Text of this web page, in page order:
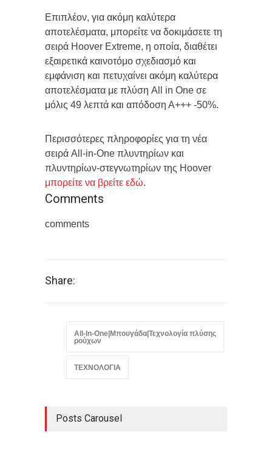
Επιπλέον, για ακόμη καλύτερα
αποτελέσματα, μπορείτε να δοκιμάσετε τη
σειρά Hoover Extreme, η οποία, διαθέτει
εξαιρετικά καινοτόμο σχεδιασμό και
εμφάνιση και πετυχαίνει ακόμη καλύτερα
αποτελέσματα με πλύση All in One σε
μόλις 49 λεπτά και απόδοση Α+++ -50%.
Περισσότερες πληροφορίες για τη νέα
σειρά All-in-One πλυντηρίων και
πλυντηρίων-στεγνωτηρίων της Hoover
μπορείτε να βρείτε εδώ.
Comments
comments
Share:
All-In-One|Μπουγάδα|Τεχνολογία πλύσης
ρούχων
ΤΕΧΝΟΛΟΓΙΑ
Posts Carousel